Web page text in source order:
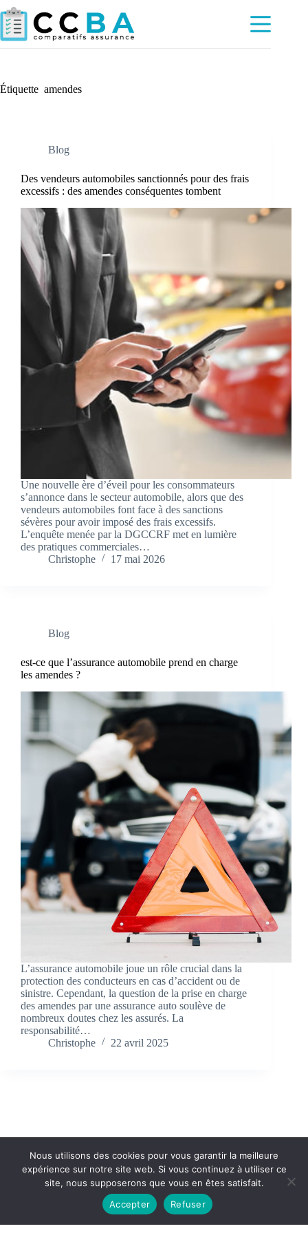
Passer
au
contenu
Étiquette amendes
Blog
Des vendeurs automobiles sanctionnés pour des frais
excessifs : des amendes conséquentes tombent
Une nouvelle ère d’éveil pour les consommateurs
s’annonce dans le secteur automobile, alors que des
vendeurs automobiles font face à des sanctions
sévères pour avoir imposé des frais excessifs.
L’enquête menée par la DGCCRF met en lumière
des pratiques commerciales…
Christophe
17 mai 2026
Blog
est-ce que l’assurance automobile prend en charge
les amendes ?
L’assurance automobile joue un rôle crucial dans la
protection des conducteurs en cas d’accident ou de
sinistre. Cependant, la question de la prise en charge
des amendes par une assurance auto soulève de
nombreux doutes chez les assurés. La
responsabilité…
Christophe
22 avril 2025
Politique de confidentialité Contact
Copyright © 2026 - cc-ba.com
Nous utilisons des cookies pour vous garantir la meilleure
expérience sur notre site web. Si vous continuez à utiliser ce
site, nous supposerons que vous en êtes satisfait.
Accepter
Refuser